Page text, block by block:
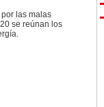
las malas
se reúnan los